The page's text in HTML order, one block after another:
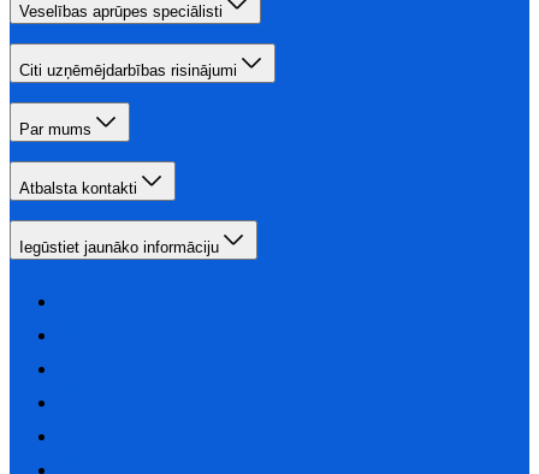
Veselības aprūpes speciālisti
Citi uzņēmējdarbības risinājumi
Par mums
Atbalsta kontakti
Iegūstiet jaunāko informāciju